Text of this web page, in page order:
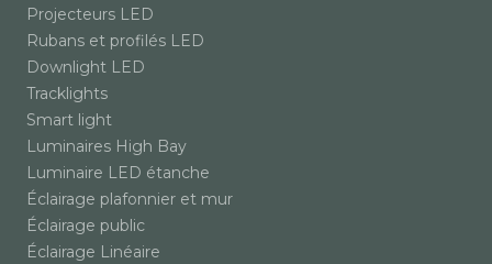
Projecteurs LED
Rubans et profilés LED
Downlight LED
Tracklights
Smart light
Luminaires High Bay
Luminaire LED étanche
Éclairage plafonnier et mur
Éclairage public
Éclairage Linéaire